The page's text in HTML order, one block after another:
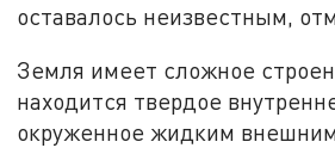
оставалось неизвестным,
Земля имеет сложное
находится твердое
окруженное жидким